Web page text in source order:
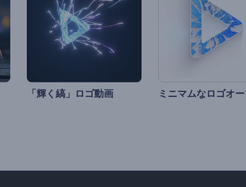
「輝く縞」ロゴ動画